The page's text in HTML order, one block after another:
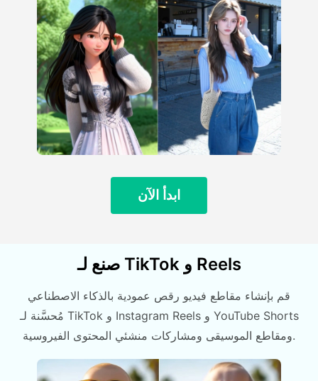
ابدأ الآن
صنع لـ TikTok و Reels
قم بإنشاء مقاطع فيديو رقص عمودية بالذكاء الاصطناعي
مُحسَّنة لـ TikTok و Instagram Reels و YouTube Shorts
ومقاطع الموسيقى ومشاركات منشئي المحتوى الفيروسية.